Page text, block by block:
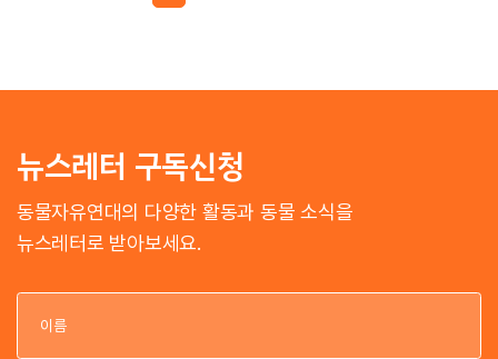
뉴스레터 구독신청
동물자유연대의 다양한 활동과 동물 소식을
뉴스레터로 받아보세요.